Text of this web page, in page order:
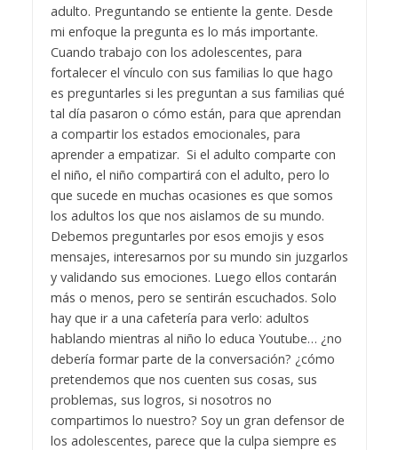
adulto. Preguntando se entiente la gente. Desde
mi enfoque la pregunta es lo más importante.
Cuando trabajo con los adolescentes, para
fortalecer el vínculo con sus familias lo que hago
es preguntarles si les preguntan a sus familias qué
tal día pasaron o cómo están, para que aprendan
a compartir los estados emocionales, para
aprender a empatizar. Si el adulto comparte con
el niño, el niño compartirá con el adulto, pero lo
que sucede en muchas ocasiones es que somos
los adultos los que nos aislamos de su mundo.
Debemos preguntarles por esos emojis y esos
mensajes, interesarnos por su mundo sin juzgarlos
y validando sus emociones. Luego ellos contarán
más o menos, pero se sentirán escuchados. Solo
hay que ir a una cafetería para verlo: adultos
hablando mientras al niño lo educa Youtube… ¿no
debería formar parte de la conversación? ¿cómo
pretendemos que nos cuenten sus cosas, sus
problemas, sus logros, si nosotros no
compartimos lo nuestro? Soy un gran defensor de
los adolescentes, parece que la culpa siempre es